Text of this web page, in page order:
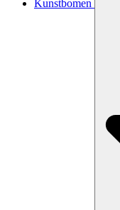
Kunstbomen